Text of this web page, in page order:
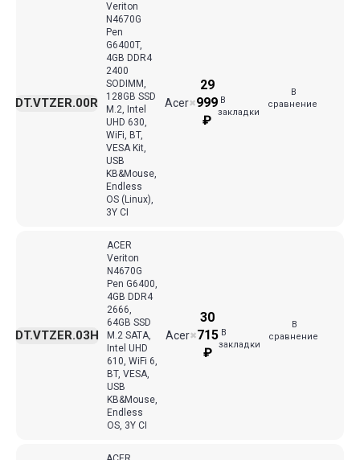
Veriton
N4670G
Pen
G6400T,
4GB DDR4
2400
SODIMM,
128GB SSD
M.2, Intel
UHD 630,
WiFi, BT,
VESA Kit,
USB
KB&Mouse,
Endless
OS (Linux),
3Y CI
Acer
DT.VTZER.00R ✖
29
999
₽
В
закладки
В
сравнение
ACER
Veriton
N4670G
Pen G6400,
4GB DDR4
2666,
64GB SSD
M.2 SATA,
Intel UHD
610, WiFi 6,
BT, VESA,
USB
KB&Mouse,
Endless
OS, 3Y CI
Acer
DT.VTZER.03H ✖
30
715
₽
В
закладки
В
сравнение